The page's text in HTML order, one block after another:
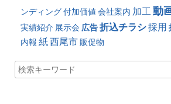
ンディング付加価値 会社案内 加工動
実績紹介 展示会 広告折込チラシ採用
内報 紙西尾市販促物